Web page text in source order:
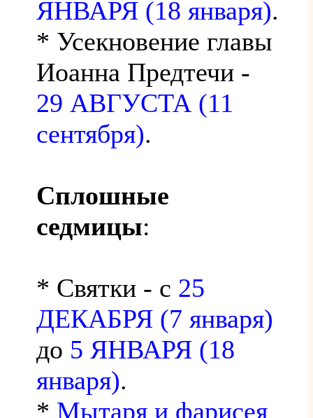
ЯНВАРЯ (18 января).
* Усекновение главы
Иоанна Предтечи -
29 АВГУСТА (11
сентября).
Сплошные
седмицы:
* Святки - с 25
ДЕКАБРЯ (7 января)
до 5 ЯНВАРЯ (18
января).
* Мытаря и фарисея